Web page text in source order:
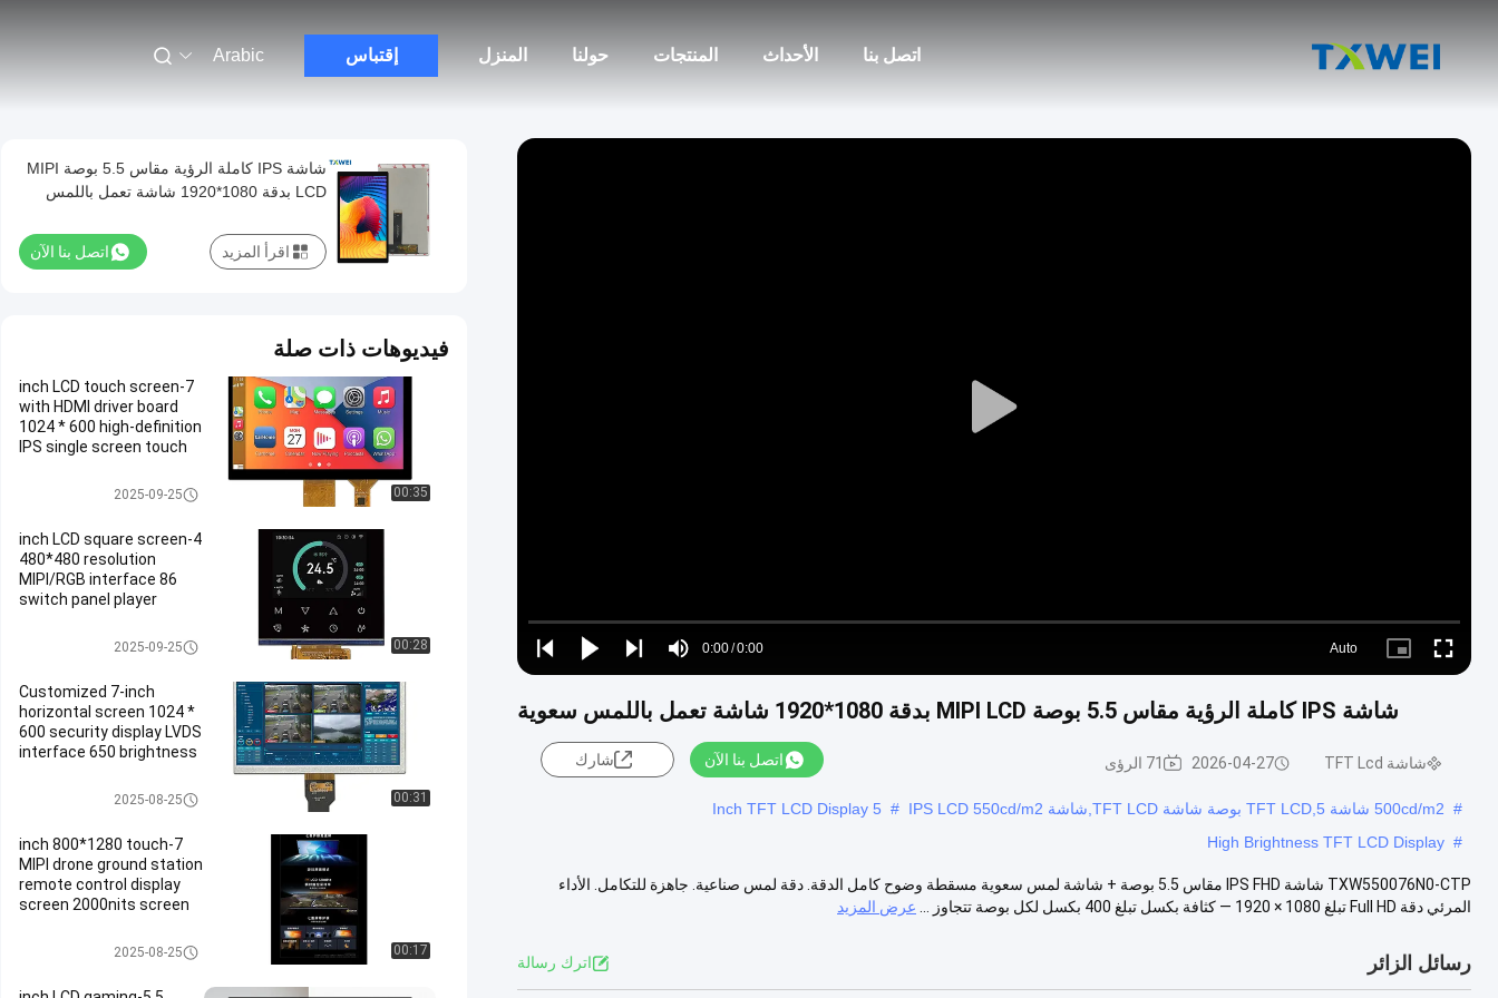
المنزل حولنا المنتجات الأحداث اتصل بنا إقتباس Arabic
Play
Play
Play
Play
Mute
Time
0:00/0:00
Loaded:
0%
Auto
Picture- Fullscreen
شاشة IPS كاملة الرؤية مقاس 5.5 بوصة MIPI LCD بدقة 1080*1920 شاشة تعمل باللمس سعوية
شاشة TFT Lcd 2026-04-27 71 الرؤى اتصل بنا الآن شارك
# 500cd/m2 شاشة TFT LCD,5 بوصة شاشة TFT LCD,شاشة IPS LCD 550cd/m2 #
5 Inch TFT LCD Display
#
High Brightness TFT LCD Display
TXW550076N0-CTP شاشة IPS FHD مقاس 5.5 بوصة + شاشة لمس سعوية مسقطة وضوح كامل الدقة. دقة لمس صناعية. جاهزة للتكامل. الأداء
المرئي دقة Full HD تبلغ 1080 × 1920 — كثافة بكسل تبلغ 400 بكسل لكل بوصة تتجاوز ...
عرض المزيد
رسائل الزائر اترك رسالة
شاشة IPS كاملة الرؤية مقاس 5.5 بوصة MIPI
LCD بدقة 1080*1920 شاشة تعمل باللمس
اتصل بنا الآن اقرأ المزيد
فيديوهات ذات صلة
00:35
7-inch LCD touch screen
with HDMI driver board
1024 * 600 high-definition
IPS single screen touch
2025-09-25
00:28
4-inch LCD square screen
480*480 resolution
MIPI/RGB interface 86
switch panel player
2025-09-25
00:31
Customized 7-inch
horizontal screen 1024 *
600 security display LVDS
interface 650 brightness
2025-08-25
00:17
7-inch 800*1280 touch
MIPI drone ground station
remote control display
screen 2000nits screen
2025-08-25